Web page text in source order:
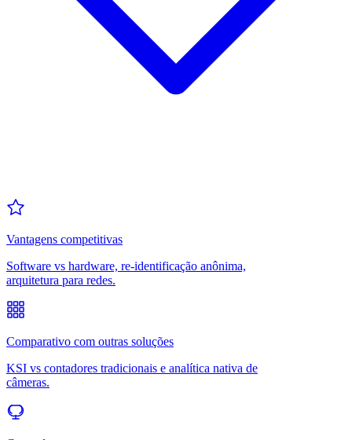
Vantagens competitivas
Software vs hardware, re-identificação anônima,
arquitetura para redes.
Comparativo com outras soluções
KSI vs contadores tradicionais e analítica nativa de
câmeras.